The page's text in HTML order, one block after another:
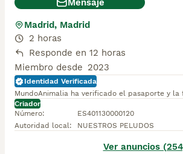
Mensaje
Madrid, Madrid
2 horas
Responde en 12 horas
Miembro desde 2023
Identidad Verificada
MundoAnimalia ha verificado el pasaporte y
Criador
Número:
ES401130000120
Autoridad local: NUESTROS PELUDOS
Ver anuncios